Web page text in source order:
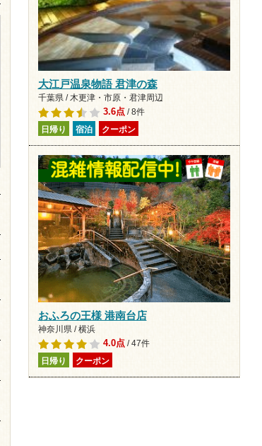
大江戸温泉物語 君津の森
千葉県 / 木更津・市原・君津周辺
3.6点/ 8件
日帰り 宿泊 クーポン
おふろの王様 港南台店
神奈川県 / 横浜
4.0点/ 47件
日帰り クーポン